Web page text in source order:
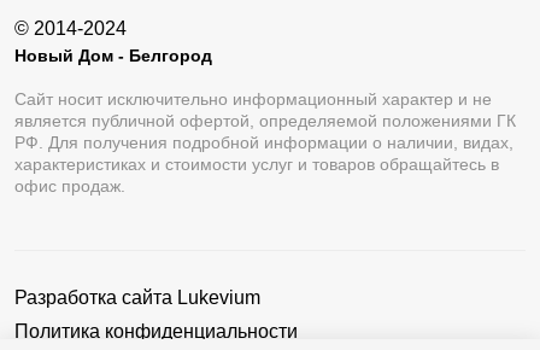
© 2014-2024
Новый Дом - Белгород
Сайт носит исключительно информационный характер и не
является публичной офертой, определяемой положениями ГК
РФ. Для получения подробной информации о наличии, видах,
характеристиках и стоимости услуг и товаров обращайтесь в
офис продаж.
Разработка сайта Lukevium
Политика конфиденциальности